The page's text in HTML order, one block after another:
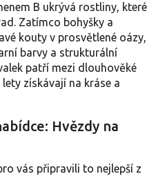
d
a
c
í
p
r
v
v
i
B ukrývá rostliny, které
Zatímco bohyšky a
kouty v prosvětlené oázy,
barvy a strukturální
patří mezi dlouhověké
získávají na kráse a
Hvězdy na
vás připravili to nejlepší z